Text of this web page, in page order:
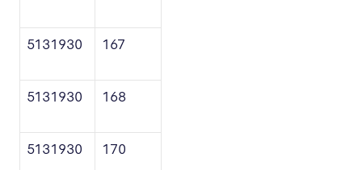
5131930 167
5131930 168
5131930 170